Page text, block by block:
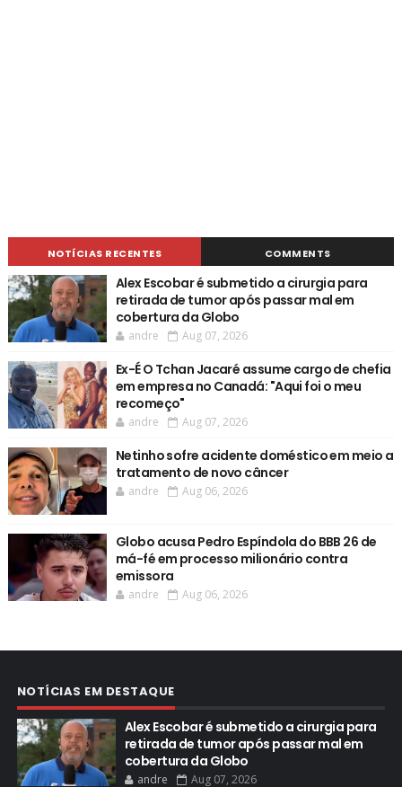
NOTÍCIAS RECENTES COMMENTS
Alex Escobar é submetido a cirurgia para
retirada de tumor após passar mal em
cobertura da Globo
andre Aug 07, 2026
Ex-É O Tchan Jacaré assume cargo de chefia
em empresa no Canadá: "Aqui foi o meu
recomeço"
andre Aug 07, 2026
Netinho sofre acidente doméstico em meio a
tratamento de novo câncer
andre Aug 06, 2026
Globo acusa Pedro Espíndola do BBB 26 de
má-fé em processo milionário contra
emissora
andre Aug 06, 2026
NOTÍCIAS EM DESTAQUE
Alex Escobar é submetido a cirurgia para
retirada de tumor após passar mal em
cobertura da Globo
andre Aug 07, 2026